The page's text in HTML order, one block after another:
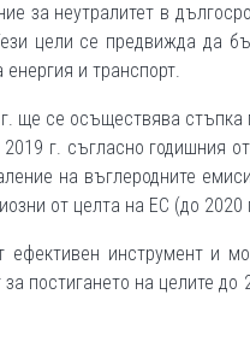
за неутралитет в
цели се предвижда да
и транспорт.
ще се осъществява
г. съгласно годишния
на въглеродните
от целта на ЕС (до 2020
инструмент и
постигането на целите до